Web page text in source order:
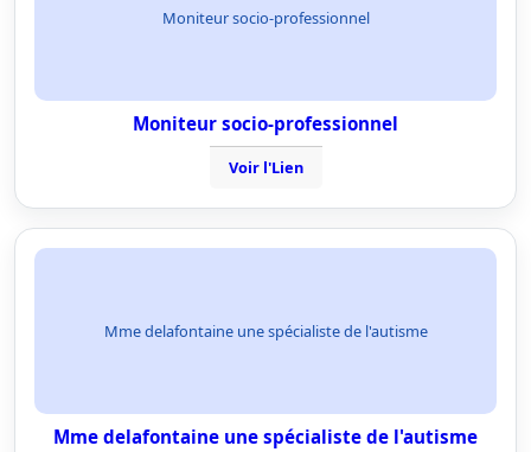
Moniteur socio-professionnel
Moniteur socio-professionnel
Voir l'Lien
Mme delafontaine une spécialiste de l'autisme
Mme delafontaine une spécialiste de l'autisme